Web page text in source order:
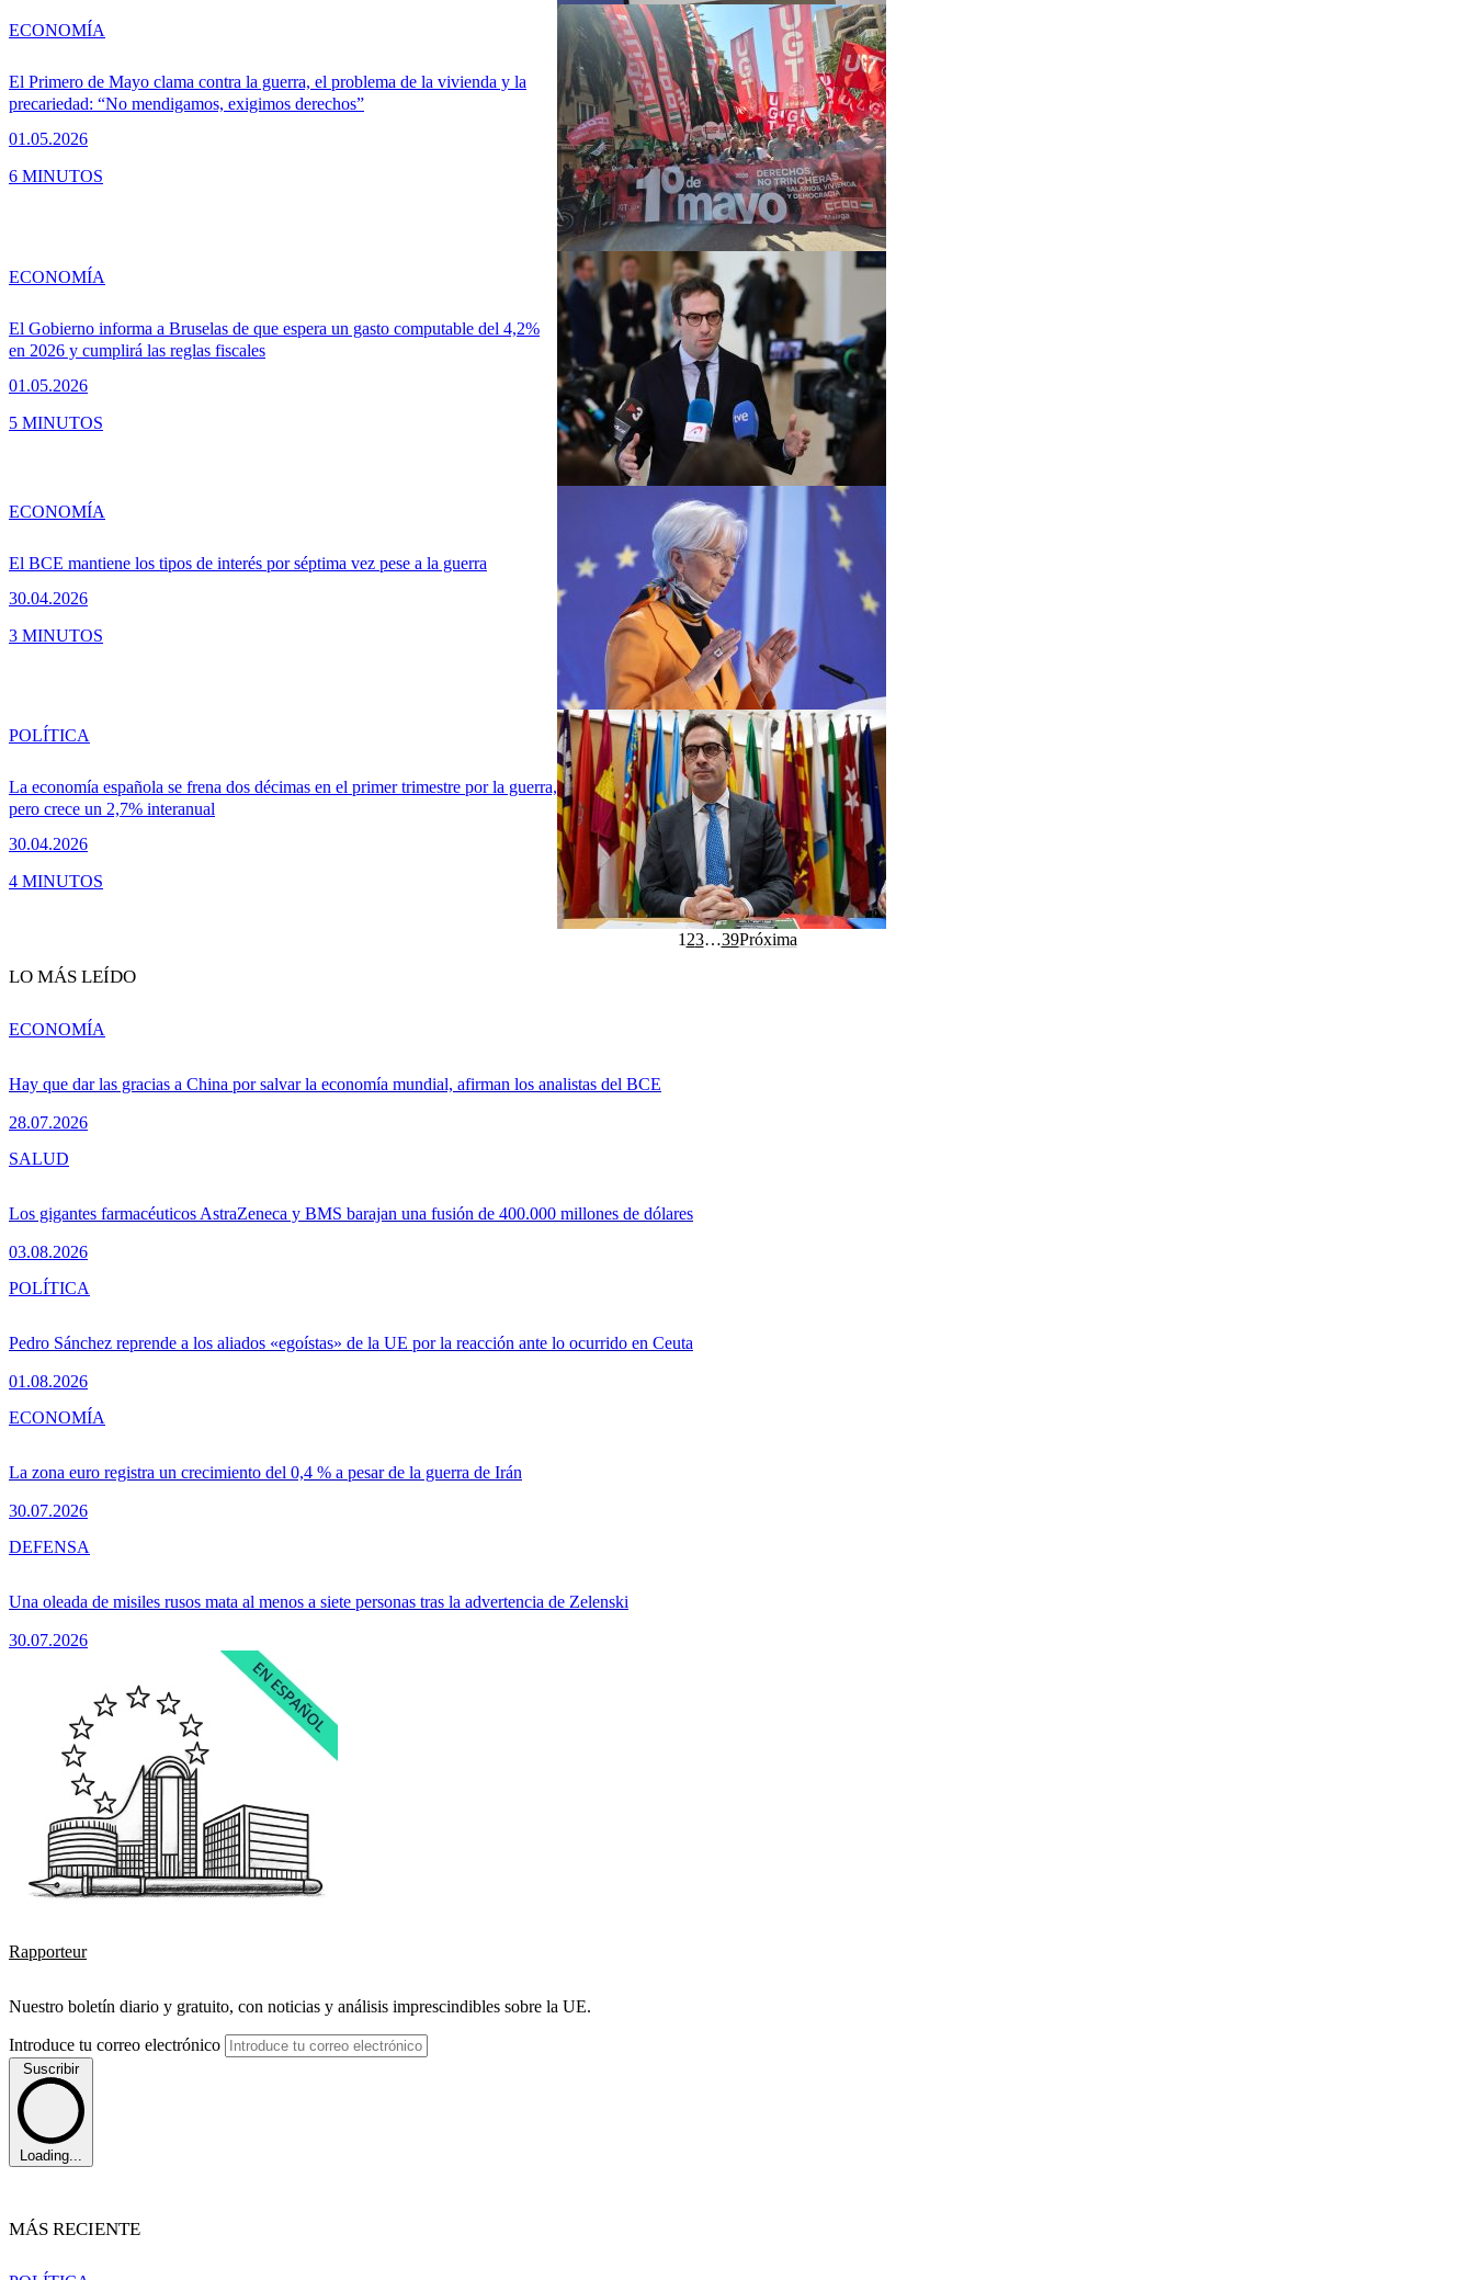
El Primero de Mayo clama contra la guerra, el problema de la vivienda y la
precariedad: “No mendigamos, exigimos derechos”
01.05.2026
ECONOMÍA
6 MINUTOS
El Gobierno informa a Bruselas de que espera un gasto computable del 4,2%
en 2026 y cumplirá las reglas fiscales
01.05.2026
ECONOMÍA
5 MINUTOS
El BCE mantiene los tipos de interés por séptima vez pese a la guerra
30.04.2026
ECONOMÍA
3 MINUTOS
La economía española se frena dos décimas en el primer trimestre por la guerra,
pero crece un 2,7% interanual
30.04.2026
POLÍTICA
4 MINUTOS
1 23…39Próxima
LO MÁS LEÍDO
Hay que dar las gracias a China por salvar la economía mundial, afirman los analistas del BCE
28.07.2026
ECONOMÍA
Los gigantes farmacéuticos AstraZeneca y BMS barajan una fusión de 400.000 millones de dólares
03.08.2026
SALUD
Pedro Sánchez reprende a los aliados «egoístas» de la UE por la reacción ante lo ocurrido en Ceuta
01.08.2026
POLÍTICA
La zona euro registra un crecimiento del 0,4 % a pesar de la guerra de Irán
30.07.2026
ECONOMÍA
Una oleada de misiles rusos mata al menos a siete personas tras la advertencia de Zelenski
30.07.2026
DEFENSA
Rapporteur
Nuestro boletín diario y gratuito, con noticias y análisis imprescindibles sobre la UE.
Introduce tu correo electrónico
Suscribir
Loading...
MÁS RECIENTE